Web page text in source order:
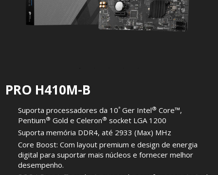
PRO H410M-B
Suporta processadores da 10ª Ger Intel® Core™,
Pentium® Gold e Celeron® socket LGA 1200
Suporta memória DDR4, até 2933 (Max) MHz
Core Boost: Com layout premium e design de energia
digital para suportar mais núcleos e fornecer melhor
desempenho.